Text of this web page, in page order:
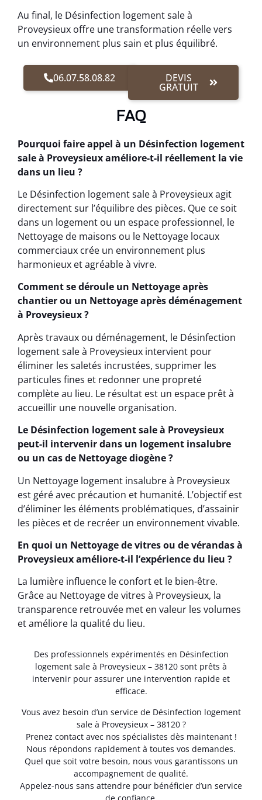
Au final, le Désinfection logement sale à
Proveysieux offre une transformation réelle vers
un environnement plus sain et plus équilibré.
06.07.58.08.82 DEVIS
GRATUIT
FAQ
Pourquoi faire appel à un Désinfection logement
sale à Proveysieux améliore-t-il réellement la vie
dans un lieu ?
Le Désinfection logement sale à Proveysieux agit
directement sur l’équilibre des pièces. Que ce soit
dans un logement ou un espace professionnel, le
Nettoyage de maisons ou le Nettoyage locaux
commerciaux crée un environnement plus
harmonieux et agréable à vivre.
Comment se déroule un Nettoyage après
chantier ou un Nettoyage après déménagement
à Proveysieux ?
Après travaux ou déménagement, le Désinfection
logement sale à Proveysieux intervient pour
éliminer les saletés incrustées, supprimer les
particules fines et redonner une propreté
complète au lieu. Le résultat est un espace prêt à
accueillir une nouvelle organisation.
Le Désinfection logement sale à Proveysieux
peut-il intervenir dans un logement insalubre
ou un cas de Nettoyage diogène ?
Un Nettoyage logement insalubre à Proveysieux
est géré avec précaution et humanité. L’objectif est
d’éliminer les éléments problématiques, d’assainir
les pièces et de recréer un environnement vivable.
En quoi un Nettoyage de vitres ou de vérandas à
Proveysieux améliore-t-il l’expérience du lieu ?
La lumière influence le confort et le bien-être.
Grâce au Nettoyage de vitres à Proveysieux, la
transparence retrouvée met en valeur les volumes
et améliore la qualité du lieu.
Des professionnels expérimentés en Désinfection
logement sale à Proveysieux – 38120 sont prêts à
intervenir pour assurer une intervention rapide et
efficace.
Vous avez besoin d’un service de Désinfection logement
sale à Proveysieux – 38120 ?
Prenez contact avec nos spécialistes dès maintenant !
Nous répondons rapidement à toutes vos demandes.
Quel que soit votre besoin, nous vous garantissons un
accompagnement de qualité.
Appelez-nous sans attendre pour bénéficier d’un service